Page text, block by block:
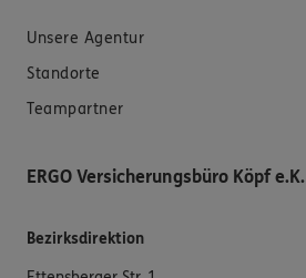
Unsere Agentur
Standorte
Teampartner
ERGO Versicherungsbüro Köpf e.K.
Bezirksdirektion